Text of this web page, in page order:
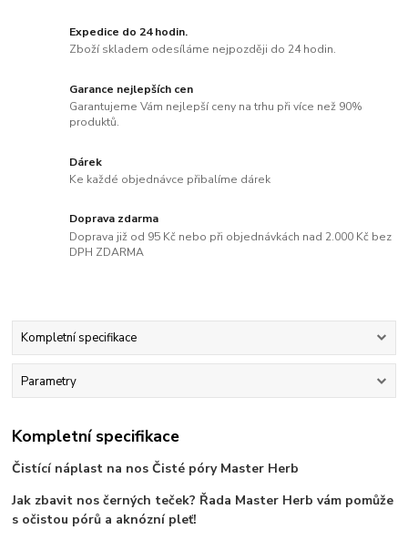
Expedice do 24 hodin.
Zboží skladem odesíláme nejpozději do 24 hodin.
Garance nejlepších cen
Garantujeme Vám nejlepší ceny na trhu při více než 90%
produktů.
Dárek
Ke každé objednávce přibalíme dárek
Doprava zdarma
Doprava již od 95 Kč nebo při objednávkách nad 2.000 Kč bez
DPH ZDARMA
Kompletní specifikace
Parametry
Kompletní specifikace
Čistící náplast na nos Čisté póry Master Herb
Jak zbavit nos černých teček? Řada Master Herb vám pomůže
s očistou pórů a aknózní pleť!